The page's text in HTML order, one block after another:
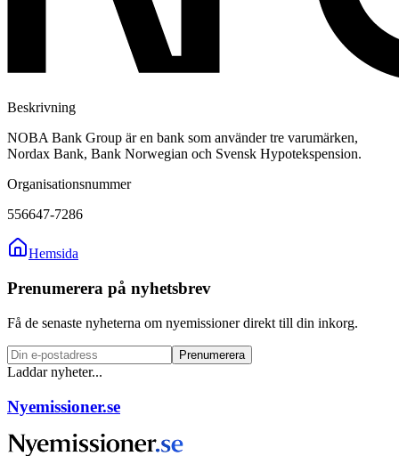
Beskrivning
NOBA Bank Group är en bank som använder tre varumärken,
Nordax Bank, Bank Norwegian och Svensk Hypotekspension.
Organisationsnummer
556647-7286
Hemsida
Prenumerera på nyhetsbrev
Få de senaste nyheterna om nyemissioner direkt till din inkorg.
Prenumerera
Laddar nyheter...
Nyemissioner.se